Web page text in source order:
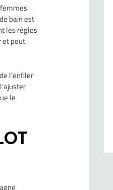
bain est
les règles
et peut
l’enfiler
le